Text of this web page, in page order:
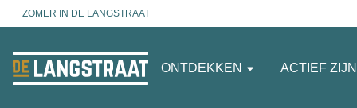
ZOMER IN DE LANGSTRAAT
ONTDEKKEN ACTIEF ZIJN